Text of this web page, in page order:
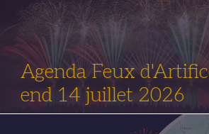
Agenda Feux
end 14 juillet 2026